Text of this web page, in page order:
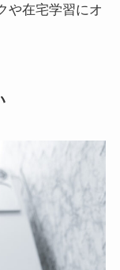
や在宅学習にオ